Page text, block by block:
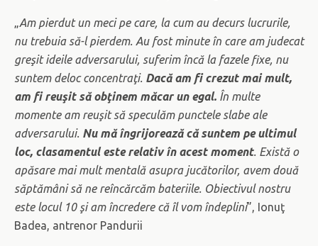
„Am pierdut un meci pe care, la cum au decurs lucrurile,
nu trebuia să-l pierdem. Au fost minute în care am judecat
greşit ideile adversarului, suferim încă la fazele fixe, nu
suntem deloc concentraţi. Dacă am fi crezut mai mult,
am fi reuşit să obţinem măcar un egal. În multe
momente am reuşit să speculăm punctele slabe ale
adversarului. Nu mă îngrijorează că suntem pe ultimul
loc, clasamentul este relativ în acest moment. Există o
apăsare mai mult mentală asupra jucătorilor, avem două
săptămâni să ne reîncărcăm bateriile. Obiectivul nostru
este locul 10 şi am încredere că îl vom îndeplini”, Ionuţ
Badea, antrenor Pandurii